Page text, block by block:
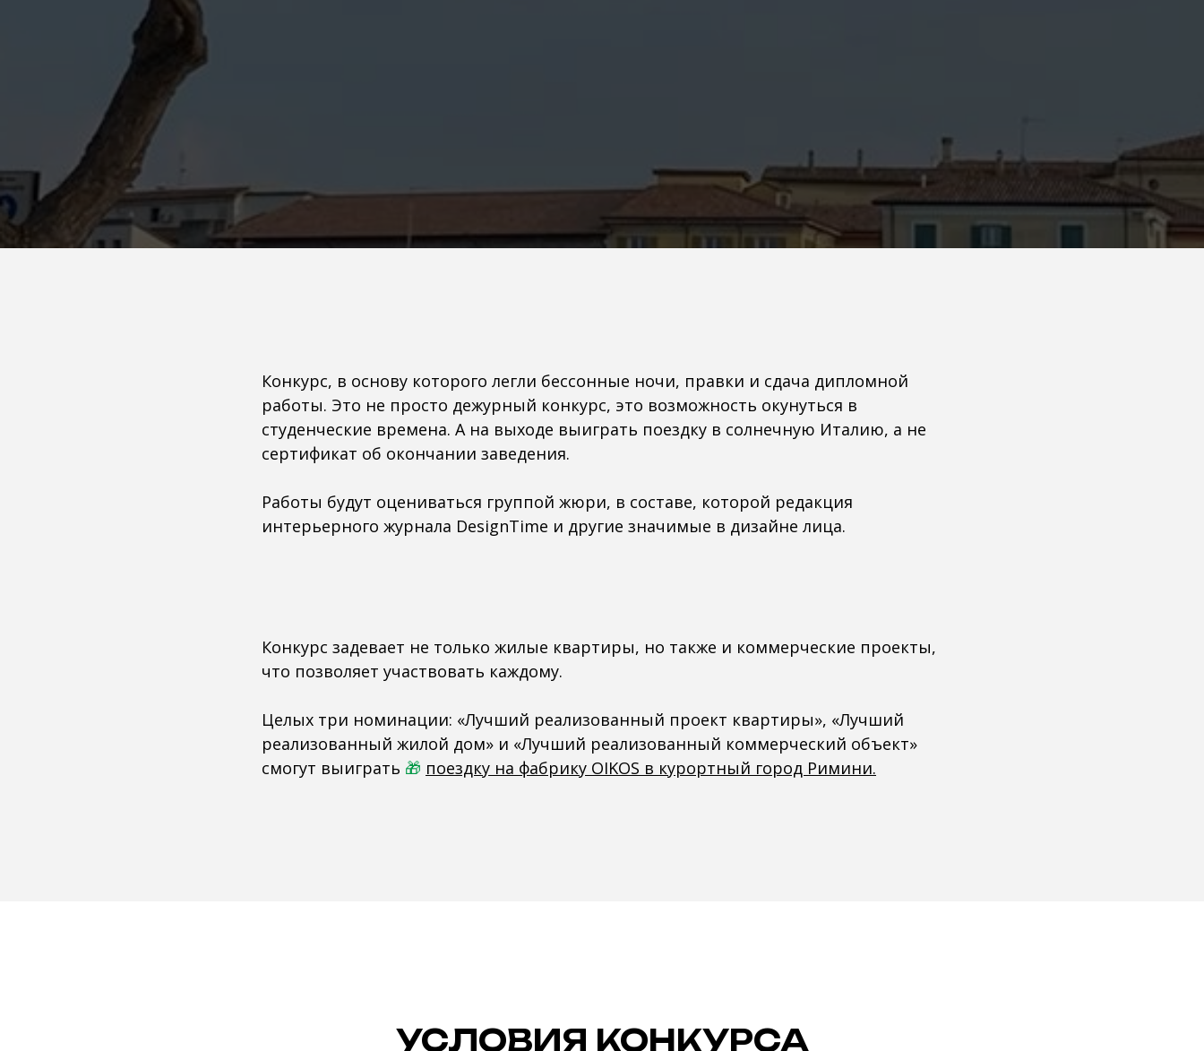
Конкурс, в основу которого легли бессонные ночи, правки и сдача дипломной
работы. Это не просто дежурный конкурс, это возможность окунуться в
студенческие времена. А на выходе выиграть поездку в солнечную Италию, а не
сертификат об окончании заведения.
Работы будут оцениваться группой жюри, в составе, которой редакция
интерьерного журнала DesignTime и другие значимые в дизайне лица.
Конкурс задевает не только жилые квартиры, но также и коммерческие проекты,
что позволяет участвовать каждому.
Целых три номинации: «Лучший реализованный проект квартиры», «Лучший
реализованный жилой дом» и «Лучший реализованный коммерческий объект»
смогут выиграть 🎁 поездку на фабрику OIKOS в курортный город Римини.
УСЛОВИЯ КОНКУРСА